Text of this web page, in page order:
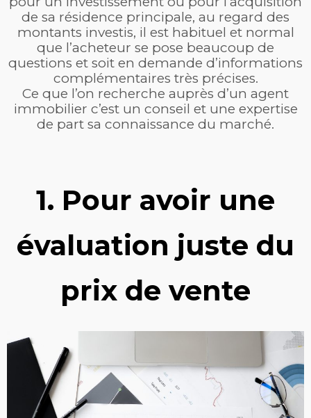
de sa résidence principale, au regard des
montants investis, il est habituel et normal
que l’acheteur se pose beaucoup de
questions et soit en demande d’informations
complémentaires très précises.
Ce que l’on recherche auprès d’un agent
immobilier c’est un conseil et une expertise
de part sa connaissance du marché.
1. Pour avoir une
évaluation juste du
prix de vente